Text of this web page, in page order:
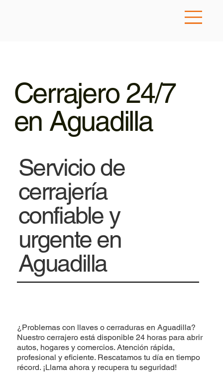
Servicio de
cerrajería
confiable y
urgente en
Aguadilla
¿Problemas con llaves o cerraduras en Aguadilla?
Nuestro cerrajero está disponible 24 horas para abrir
autos, hogares y comercios. Atención rápida,
profesional y eficiente. Rescatamos tu día en tiempo
récord. ¡Llama ahora y recupera tu seguridad!
Cerrajero 24/7
en Aguadilla